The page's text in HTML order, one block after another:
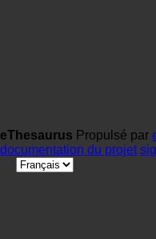
eThesaurus Propulsé par
documentation du projet